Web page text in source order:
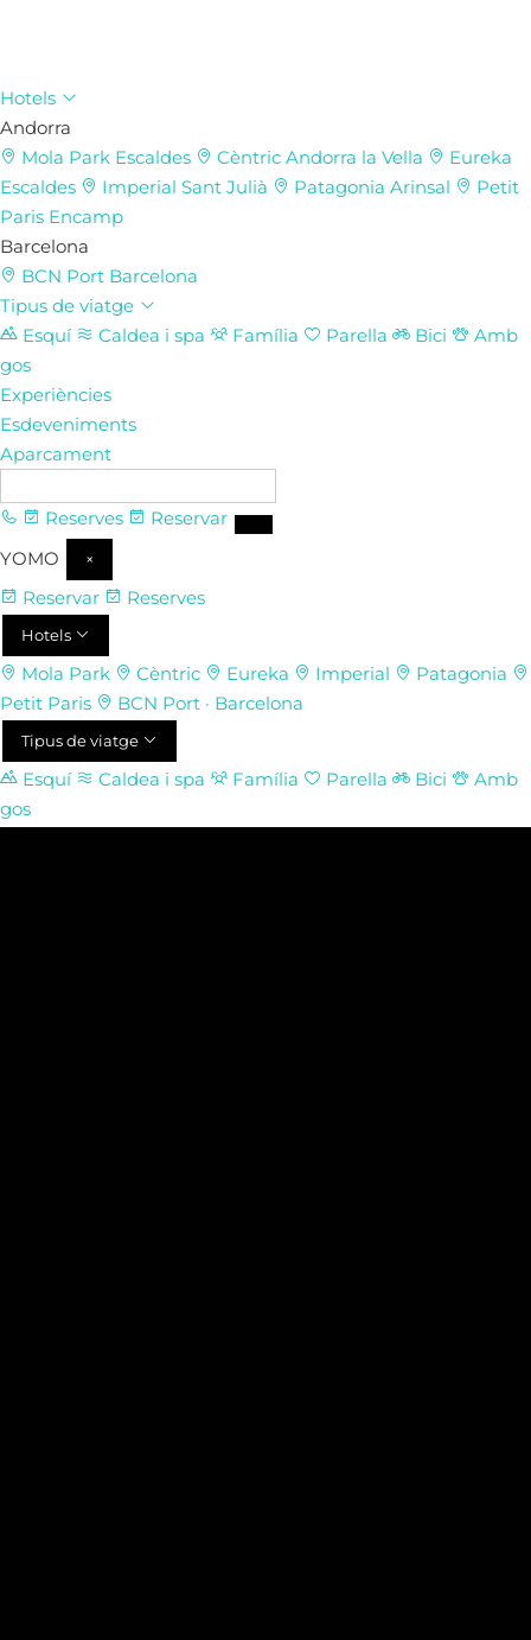
Hotels
Andorra
Mola Park Escaldes Cèntric Andorra la Vella
Eureka
Escaldes
Imperial Sant Julià Patagonia Arinsal
Petit
Paris Encamp
Barcelona
BCN Port Barcelona
Tipus de viatge
Esquí
Caldea i spa Família Parella Bici
Amb
gos
Experiències
Esdeveniments
Aparcament
Reserves
Reservar
YOMO
×
Reservar Reserves
Hotels
Mola Park Cèntric Eureka Imperial
Patagonia
Petit Paris
BCN Port · Barcelona
Tipus de viatge
Esquí Caldea i spa Família Parella Bici
Amb
gos